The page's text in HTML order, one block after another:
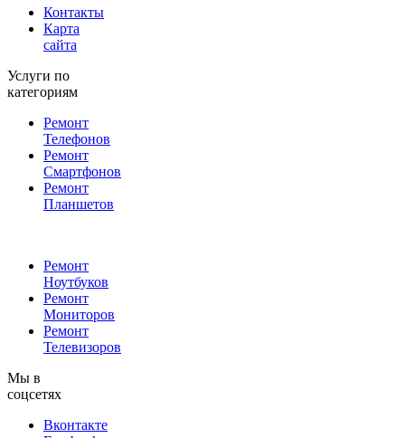
Контакты
Карта
сайта
Услуги по
категориям
Ремонт
Телефонов
Ремонт
Смартфонов
Ремонт
Планшетов
Ремонт
Ноутбуков
Ремонт
Мониторов
Ремонт
Телевизоров
Мы в
соцсетях
Вконтакте